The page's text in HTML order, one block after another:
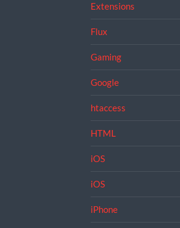
Extensions
Flux
Gaming
Google
htaccess
HTML
iOS
iOS
iPhone